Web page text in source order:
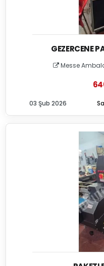
GEZERCENE
Messe
03 Şub 2026